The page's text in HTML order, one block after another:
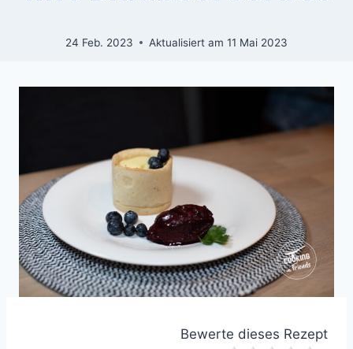
24 Feb. 2023 Aktualisiert am 11 Mai 2023
Bewerte dieses Rezept